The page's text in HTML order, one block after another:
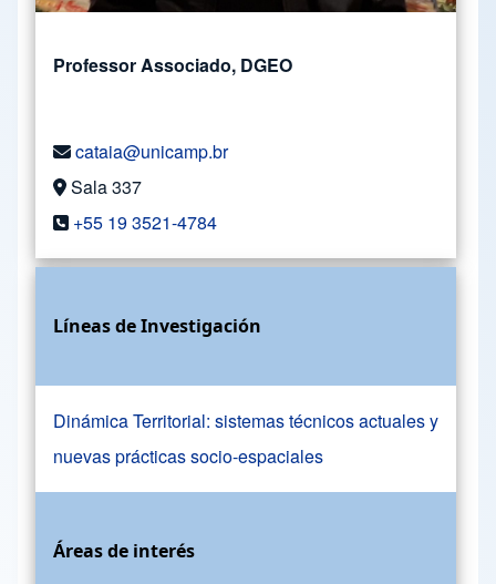
Professor Associado, DGEO
cataia@unicamp.br
Sala 337
+55 19 3521-4784
Líneas de Investigación
Dinámica Territorial: sistemas técnicos actuales y
nuevas prácticas socio-espaciales
Áreas de interés